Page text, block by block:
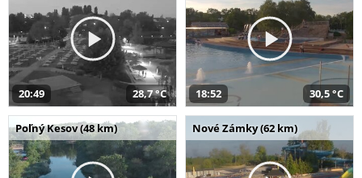
20:49 28,7 °C 18:52 30,5 °C
Poľný Kesov (48 km) Nové Zámky (62 km)